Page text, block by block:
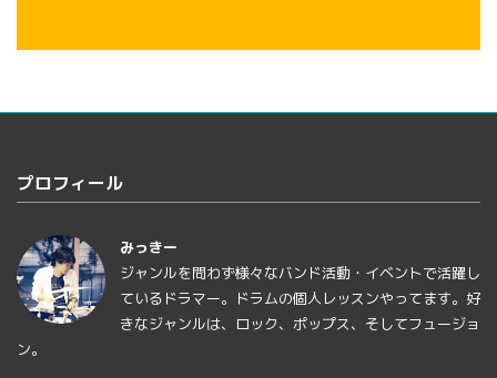
プロフィール
みっきー
ジャンルを問わず様々なバンド活動・イベントで活躍し
ているドラマー。ドラムの個人レッスンやってます。好
きなジャンルは、ロック、ポップス、そしてフュージョ
ン。